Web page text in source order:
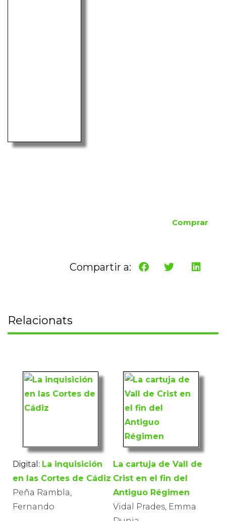
Comprar
Compartir a:
Relacionats
Digital: La inquisición
en las Cortes de Cádiz
Peña Rambla,
Fernando
La cartuja de Vall de
Crist en el fin del
Antiguo Régimen
Vidal Prades, Emma